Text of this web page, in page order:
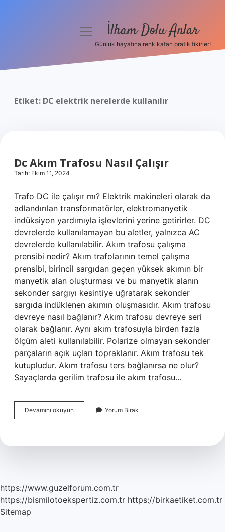
menüyü İlham Dolu Anlar
Günlük hayatına renk katan pratik fikirler!
Etiket: DC elektrik nerelerde kullanılır
Dc Akım Trafosu Nasıl Çalışır
Tarih: Ekim 11, 2024
Trafo DC ile çalışır mı? Elektrik makineleri olarak da
adlandırılan transformatörler, elektromanyetik
indüksiyon yardımıyla işlevlerini yerine getirirler. DC
devrelerde kullanılamayan bu aletler, yalnızca AC
devrelerde kullanılabilir. Akım trafosu çalışma
prensibi nedir? Akım trafolarının temel çalışma
prensibi, birincil sargıdan geçen yüksek akımın bir
manyetik alan oluşturması ve bu manyetik alanın
sekonder sargıyı kesintiye uğratarak sekonder
sargıda indüklenen akımın oluşmasıdır. Akım trafosu
devreye nasıl bağlanır? Akım trafosu devreye seri
olarak bağlanır. Aynı akım trafosuyla birden fazla
ölçüm aleti kullanılabilir. Polarize olmayan sekonder
parçaların açık uçları topraklanır. Akım trafosu tek
kutupludur. Akım trafosu ters bağlanırsa ne olur?
Sayaçlarda gerilim trafosu ile akım trafosu…
Devamını okuyun
Akım
Çalışır
Yorum Bırak
https://www.guzelforum.com.tr
https://bismilotoekspertiz.com.tr https://birkaetiket.com.tr
Sitemap